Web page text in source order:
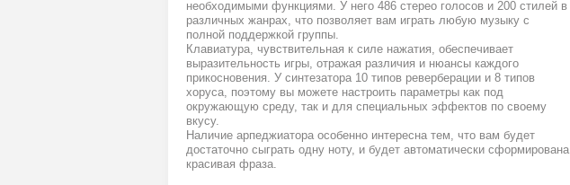
необходимыми функциями. У него 486 стерео голосов и 200 стилей в
различных жанрах, что позволяет вам играть любую музыку с
полной поддержкой группы.
Клавиатура, чувствительная к силе нажатия, обеспечивает
выразительность игры, отражая различия и нюансы каждого
прикосновения. У синтезатора 10 типов реверберации и 8 типов
хоруса, поэтому вы можете настроить параметры как под
окружающую среду, так и для специальных эффектов по своему
вкусу.
Наличие арпеджиатора особенно интересна тем, что вам будет
достаточно сыграть одну ноту, и будет автоматически сформирована
красивая фраза.